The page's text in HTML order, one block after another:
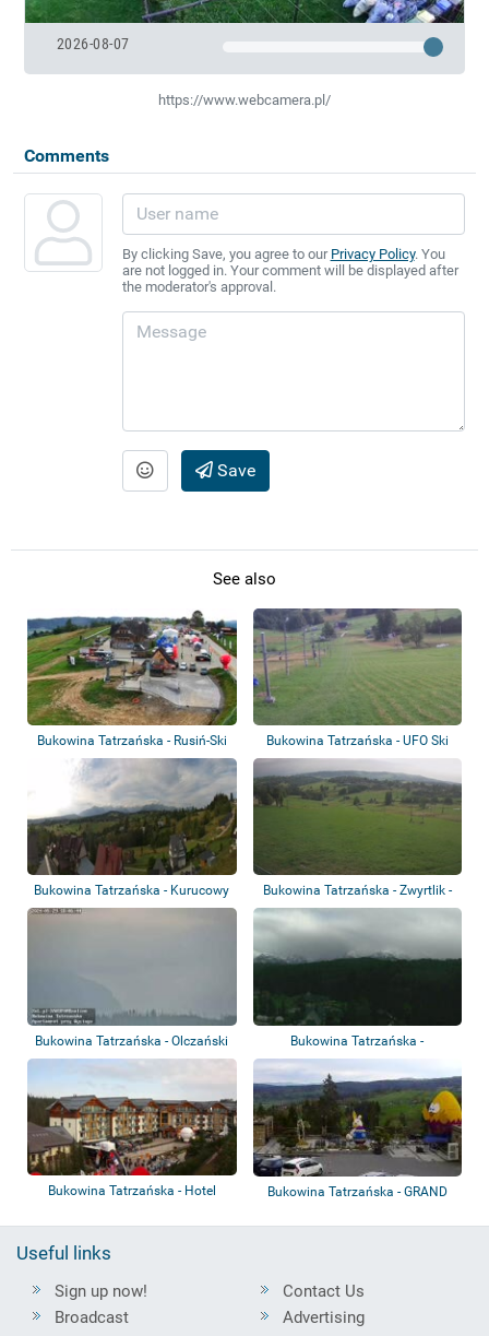
2026-08-07
https://www.webcamera.pl/
Comments
By clicking Save, you agree to our Privacy Policy. You
are not logged in. Your comment will be displayed after
the moderator's approval.
Save
See also
Bukowina Tatrzańska - Rusiń-Ski
Resort
Bukowina Tatrzańska - UFO Ski
Bukowina Tatrzańska - Kurucowy
Wierch
Bukowina Tatrzańska - Zwyrtlik -
Olczań-...
Bukowina Tatrzańska - Olczański
Wierch
Bukowina Tatrzańska -
Panorama
Bukowina Tatrzańska - Hotel
Bukowina Tatrzańska - GRAND
Useful links
Sign up now!
Broadcast
Contact Us
Advertising